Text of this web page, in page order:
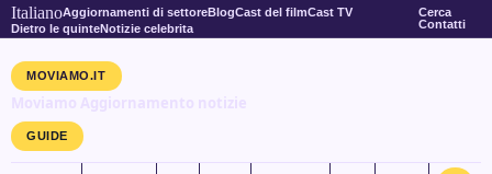
ItalianoAggiornamenti di settoreBlogCast del filmCast TV
Dietro le quinteNotizie celebrita
Cerca
Contatti
MOVIAMO.IT
Moviamo Aggiornamento notizie
GUIDE